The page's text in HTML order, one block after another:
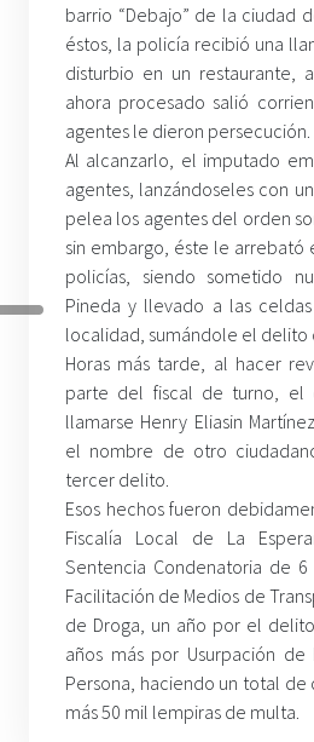
barrio “Debajo” de la ciudad
éstos, la policía recibió una
disturbio en un restaurante,
ahora procesado salió
agentes le dieron persecución.
Al alcanzarlo, el imputado
agentes, lanzándoseles con
pelea los agentes del orden
sin embargo, éste le arrebató
policías, siendo sometido
Pineda y llevado a las
localidad, sumándole el delito
Horas más tarde, al hacer
parte del fiscal de turno, el
llamarse Henry Eliasin
el nombre de otro
tercer delito.
Esos hechos fueron
Fiscalía Local de La
Sentencia Condenatoria de
Facilitación de Medios de
de Droga, un año por el
años más por Usurpación de
Persona, haciendo un total de
más 50 mil lempiras de multa.